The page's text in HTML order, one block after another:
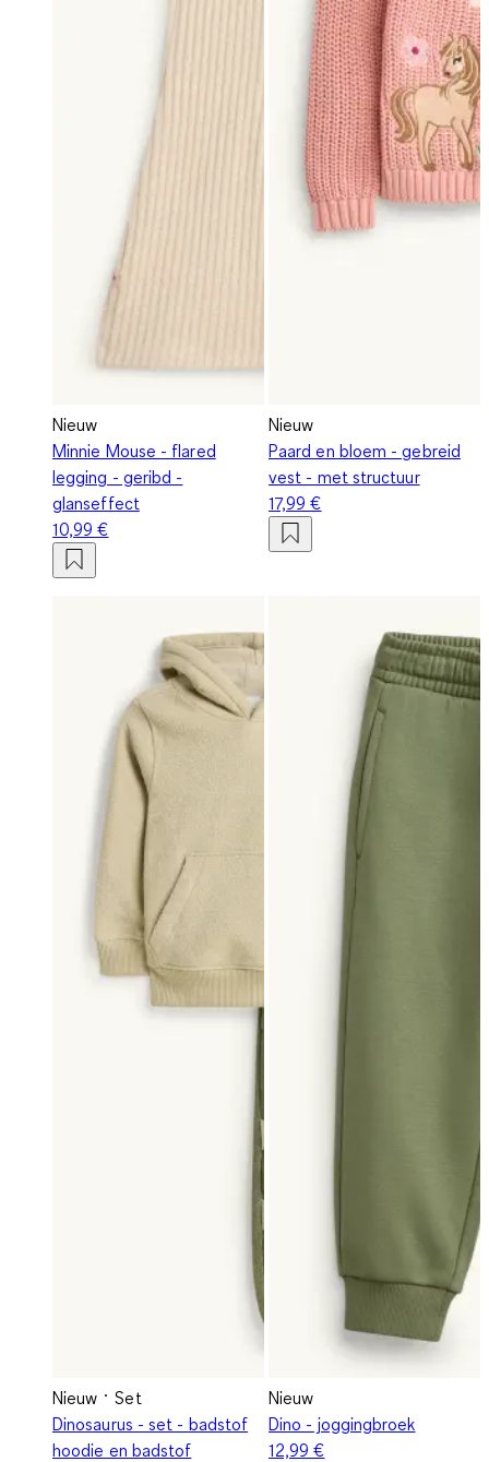
Nieuw
Minnie Mouse - flared
legging - geribd -
glanseffect
10,99 €
Nieuw
Paard en bloem - gebreid
vest - met structuur
17,99 €
Nieuw
Set
Dinosaurus - set - badstof
hoodie en badstof
Nieuw
Dino - joggingbroek
12,99 €